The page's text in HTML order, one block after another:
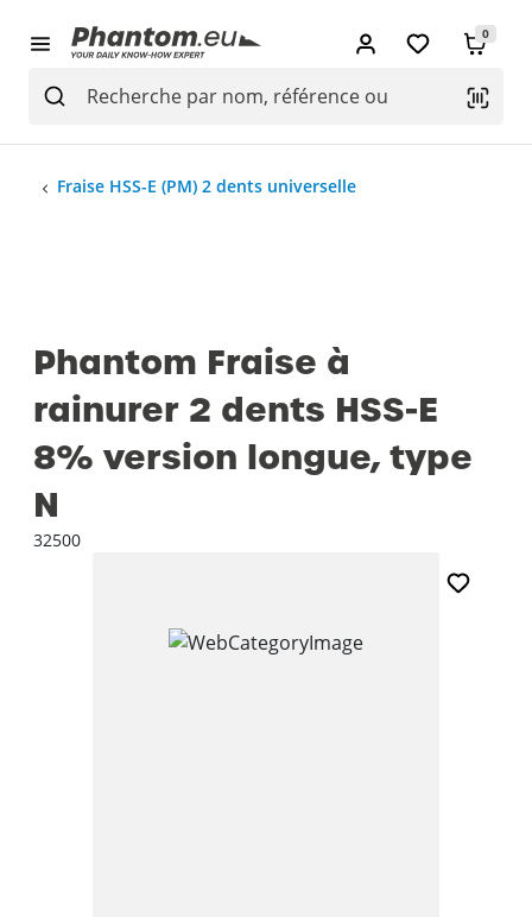
0
Fraise HSS-E (PM) 2 dents universelle
Phantom Fraise à
rainurer 2 dents HSS-E
8% version longue, type
N
32500